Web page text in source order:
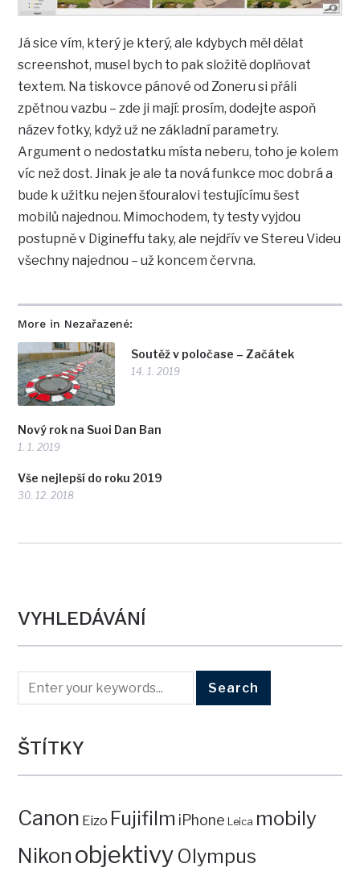
More in Nezařazené:
Soutěž v poločase – Začátek
14. 1. 2019
Nový rok na Suoi Dan Ban
1. 1. 2019
Vše nejlepší do roku 2019
30. 12. 2018
Já sice vím, který je který, ale kdybych měl dělat
screenshot, musel bych to pak složitě doplňovat
textem. Na tiskovce pánové od Zoneru si přáli
zpětnou vazbu – zde ji mají: prosím, dodejte aspoň
název fotky, když už ne základní parametry.
Argument o nedostatku místa neberu, toho je kolem
víc než dost. Jinak je ale ta nová funkce moc dobrá a
bude k užitku nejen šťouralovi testujícímu šest
mobilů najednou. Mimochodem, ty testy vyjdou
postupně v Digineffu taky, ale nejdřív ve Stereu Videu
všechny najednou – už koncem června.
VYHLEDÁVÁNÍ
ŠTÍTKY
Canon Eizo Fujifilm iPhone Leica mobily
Nikon objektivy Olympus